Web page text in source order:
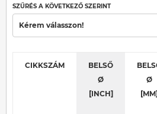
SZŰRÉS A KÖVETKEZŐ SZERINT
Kérem válasszon!
CIKKSZÁM
BELSŐ
Ø
[INCH]
Ø
[MM]